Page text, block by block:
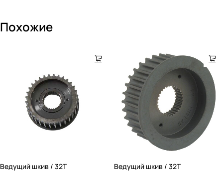
Похожие
Ведущий шкив / 32T
Ведущий шкив / 32T